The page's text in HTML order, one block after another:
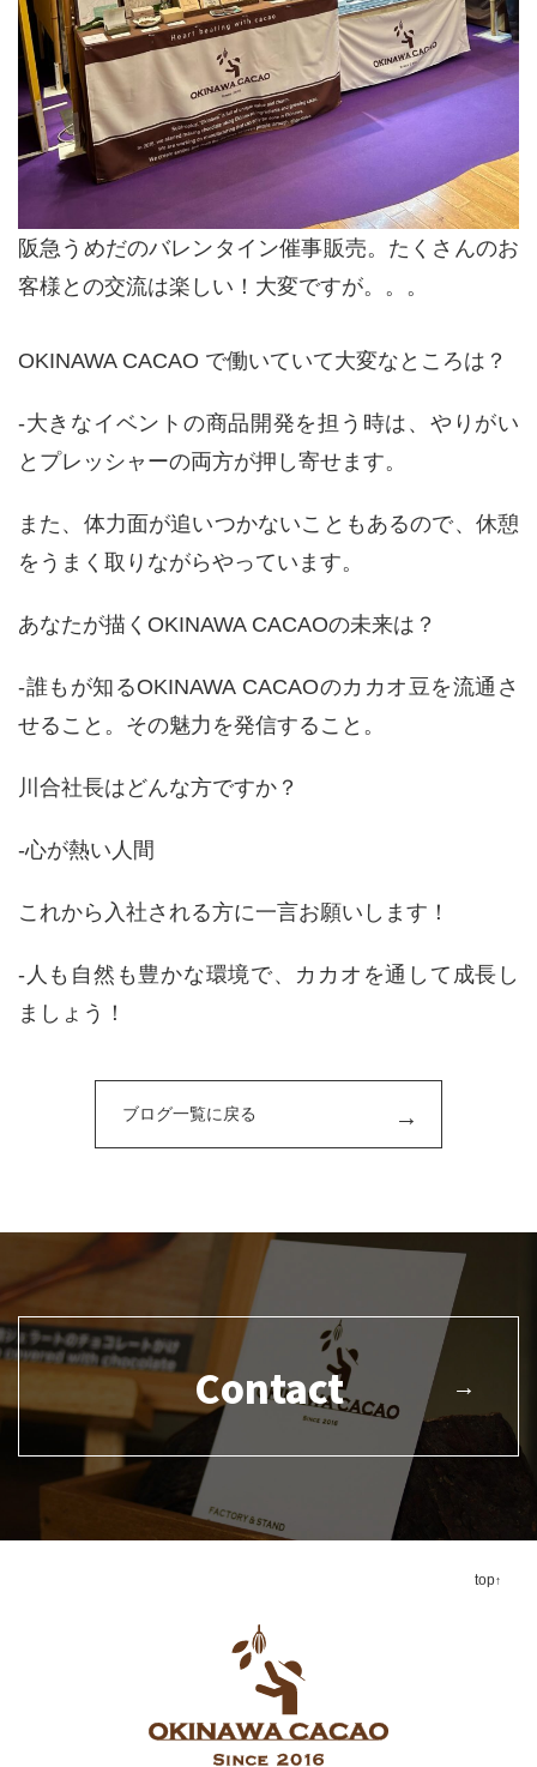
阪急うめだのバレンタイン催事販売。たくさんのお
客様との交流は楽しい！大変ですが。。。
OKINAWA CACAO で働いていて大変なところは？
-大きなイベントの商品開発を担う時は、やりがい
とプレッシャーの両方が押し寄せます。
また、体力面が追いつかないこともあるので、休憩
をうまく取りながらやっています。
あなたが描く OKINAWA CACAOの未来は？
-誰もが知るOKINAWA CACAOのカカオ豆を流通さ
せること。その魅力を発信すること。
川合社長はどんな方ですか？
-心が熱い人間
これから入社される方に一言お願いします！
-人も自然も豊かな環境で、カカオを通して成長し
ましょう！
ブログ一覧に戻る
Contact
top